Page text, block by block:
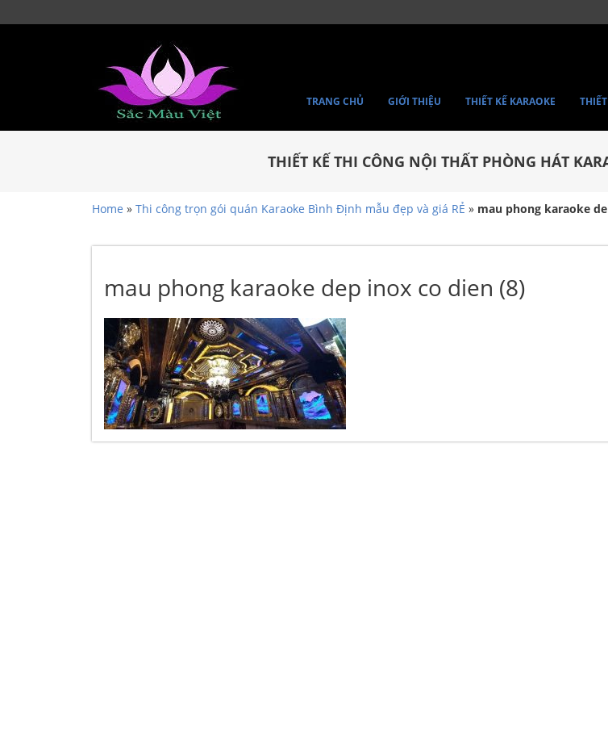
TRANG CHỦ GIỚI THIỆU THIẾT KẾ KARAOKE
THIẾT KẾ THI CÔNG NỘI THẤT PHÒNG HÁT
Home » Thi công trọn gói quán Karaoke Bình Định mẫu đẹp và giá RẺ » mau phong karaoke
mau phong karaoke dep inox co dien (8)